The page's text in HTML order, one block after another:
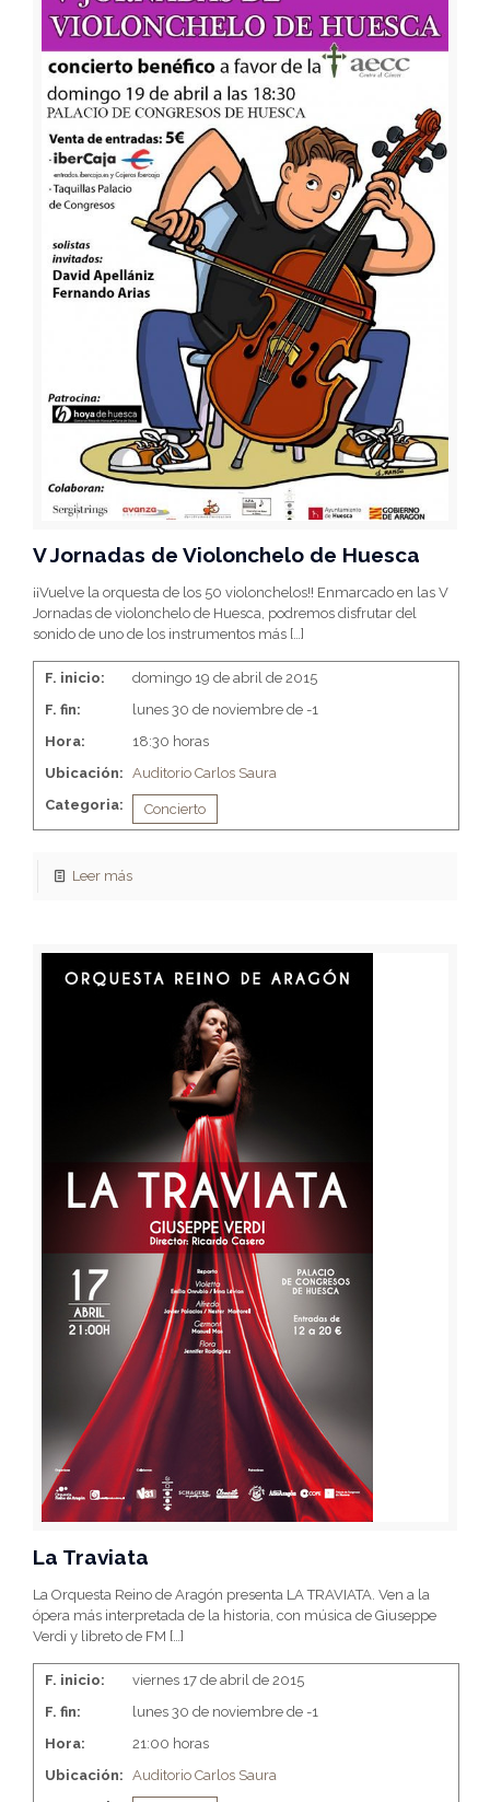
V Jornadas de Violonchelo de Huesca
¡¡Vuelve la orquesta de los 50 violonchelos!! Enmarcado en las V
Jornadas de violonchelo de Huesca, podremos disfrutar del
sonido de uno de los instrumentos más […]
F. inicio:
domingo 19 de abril de 2015
F. fin:
lunes 30 de noviembre de -1
Hora:
18:30 horas
Ubicación: Auditorio Carlos Saura
Categoria:
Concierto
Leer más
La Traviata
La Orquesta Reino de Aragón presenta LA TRAVIATA. Ven a la
ópera más interpretada de la historia, con música de Giuseppe
Verdi y libreto de FM […]
F. inicio:
viernes 17 de abril de 2015
F. fin:
lunes 30 de noviembre de -1
Hora:
21:00 horas
Ubicación: Auditorio Carlos Saura